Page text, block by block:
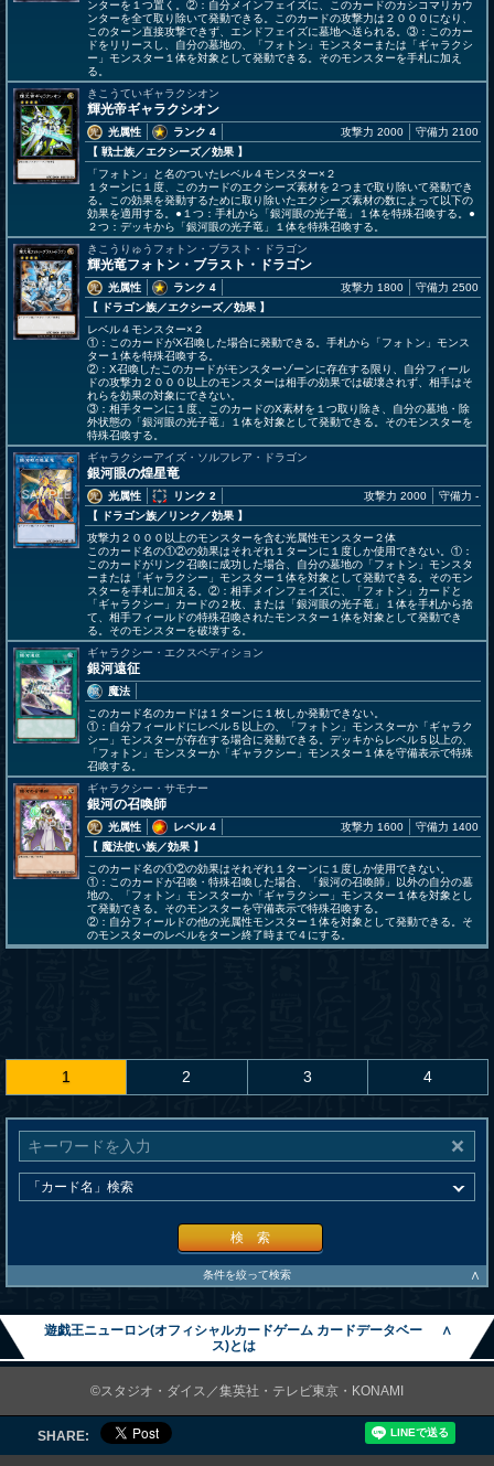
ンターを１つ置く。②：自分メインフェイズに、このカードのカシコマリカウ
ンターを全て取り除いて発動できる。このカードの攻撃力は２０００になり、
このターン直接攻撃できず、エンドフェイズに墓地へ送られる。③：このカー
ドをリリースし、自分の墓地の、「フォトン」モンスターまたは「ギャラクシ
ー」モンスター１体を対象として発動できる。そのモンスターを手札に加え
る。
きこうていギャラクシオン
輝光帝ギャラクシオン
光属性
ランク 4
【 戦士族／エクシーズ／効果 】
攻撃力 2000 守備力 2100
「フォトン」と名のついたレベル４モンスター×２
１ターンに１度、このカードのエクシーズ素材を２つまで取り除いて発動でき
る。この効果を発動するために取り除いたエクシーズ素材の数によって以下の
効果を適用する。●１つ：手札から「銀河眼の光子竜」１体を特殊召喚する。●
２つ：デッキから「銀河眼の光子竜」１体を特殊召喚する。
きこうりゅうフォトン・ブラスト・ドラゴン
輝光竜フォトン・ブラスト・ドラゴン
光属性
ランク 4
【 ドラゴン族／エクシーズ／効果 】
攻撃力 1800 守備力 2500
レベル４モンスター×２
①：このカードがX召喚した場合に発動できる。手札から「フォトン」モンス
ター１体を特殊召喚する。
②：X召喚したこのカードがモンスターゾーンに存在する限り、自分フィール
ドの攻撃力２０００以上のモンスターは相手の効果では破壊されず、相手はそ
れらを効果の対象にできない。
③：相手ターンに１度、このカードのX素材を１つ取り除き、自分の墓地・除
外状態の「銀河眼の光子竜」１体を対象として発動できる。そのモンスターを
特殊召喚する。
ギャラクシーアイズ・ソルフレア・ドラゴン
銀河眼の煌星竜
光属性
リンク 2
【 ドラゴン族／リンク／効果 】
攻撃力 2000 守備力 -
攻撃力２０００以上のモンスターを含む光属性モンスター２体
このカード名の①②の効果はそれぞれ１ターンに１度しか使用できない。①：
このカードがリンク召喚に成功した場合、自分の墓地の「フォトン」モンスタ
ーまたは「ギャラクシー」モンスター１体を対象として発動できる。そのモン
スターを手札に加える。②：相手メインフェイズに、「フォトン」カードと
「ギャラクシー」カードの２枚、または「銀河眼の光子竜」１体を手札から捨
て、相手フィールドの特殊召喚されたモンスター１体を対象として発動でき
る。そのモンスターを破壊する。
ギャラクシー・エクスペディション
銀河遠征
魔法
このカード名のカードは１ターンに１枚しか発動できない。
①：自分フィールドにレベル５以上の、「フォトン」モンスターか「ギャラク
シー」モンスターが存在する場合に発動できる。デッキからレベル５以上の、
「フォトン」モンスターか「ギャラクシー」モンスター１体を守備表示で特殊
召喚する。
ギャラクシー・サモナー
銀河の召喚師
光属性
レベル 4
【 魔法使い族／効果 】
攻撃力 1600 守備力 1400
このカード名の①②の効果はそれぞれ１ターンに１度しか使用できない。
①：このカードが召喚・特殊召喚した場合、「銀河の召喚師」以外の自分の墓
地の、「フォトン」モンスターか「ギャラクシー」モンスター１体を対象とし
て発動できる。そのモンスターを守備表示で特殊召喚する。
②：自分フィールドの他の光属性モンスター１体を対象として発動できる。そ
のモンスターのレベルをターン終了時まで４にする。
1 2 3 4
検 索
条件を絞って検索 ∧
遊戯王ニューロン(オフィシャルカードゲーム カードデータベー
ス)とは
∧
©スタジオ・ダイス／集英社・テレビ東京・KONAMI
SHARE: